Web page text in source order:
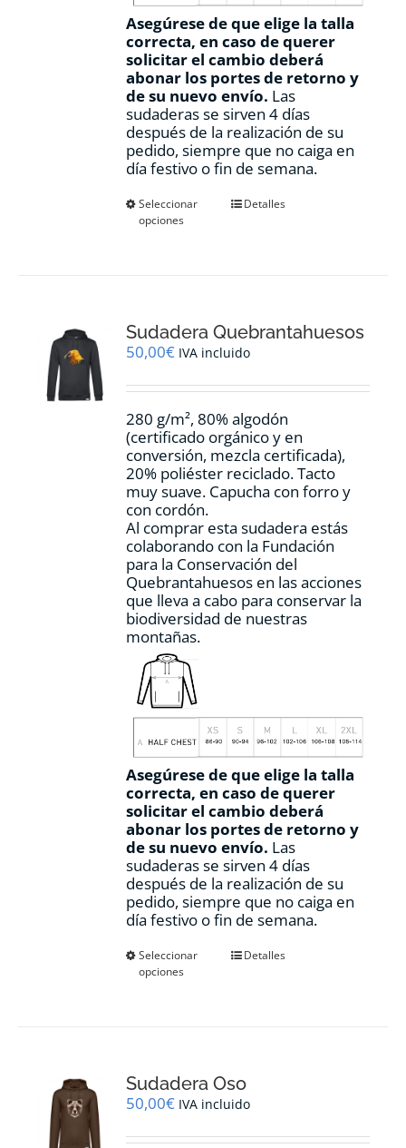
Asegúrese de que elige la talla
correcta, en caso de querer
solicitar el cambio deberá
abonar los portes de retorno y
de su nuevo envío. Las
sudaderas se sirven 4 días
después de la realización de su
pedido, siempre que no caiga en
día festivo o fin de semana.
Seleccionar
opciones
Este
se
pueden
en
página
de
producto
Detalles
Sudadera Quebrantahuesos
50,00€ IVA incluido
280 g/m², 80% algodón
(certificado orgánico y en
conversión, mezcla certificada),
20% poliéster reciclado. Tacto
muy suave. Capucha con forro y
con cordón.
Al comprar esta sudadera estás
colaborando con la Fundación
para la Conservación del
Quebrantahuesos en las acciones
que lleva a cabo para conservar la
biodiversidad de nuestras
montañas.
Asegúrese de que elige la talla
correcta, en caso de querer
solicitar el cambio deberá
abonar los portes de retorno y
de su nuevo envío. Las
sudaderas se sirven 4 días
después de la realización de su
pedido, siempre que no caiga en
día festivo o fin de semana.
Seleccionar
opciones
Este
se
pueden
en
Detalles
Sudadera Oso
50,00€ IVA incluido